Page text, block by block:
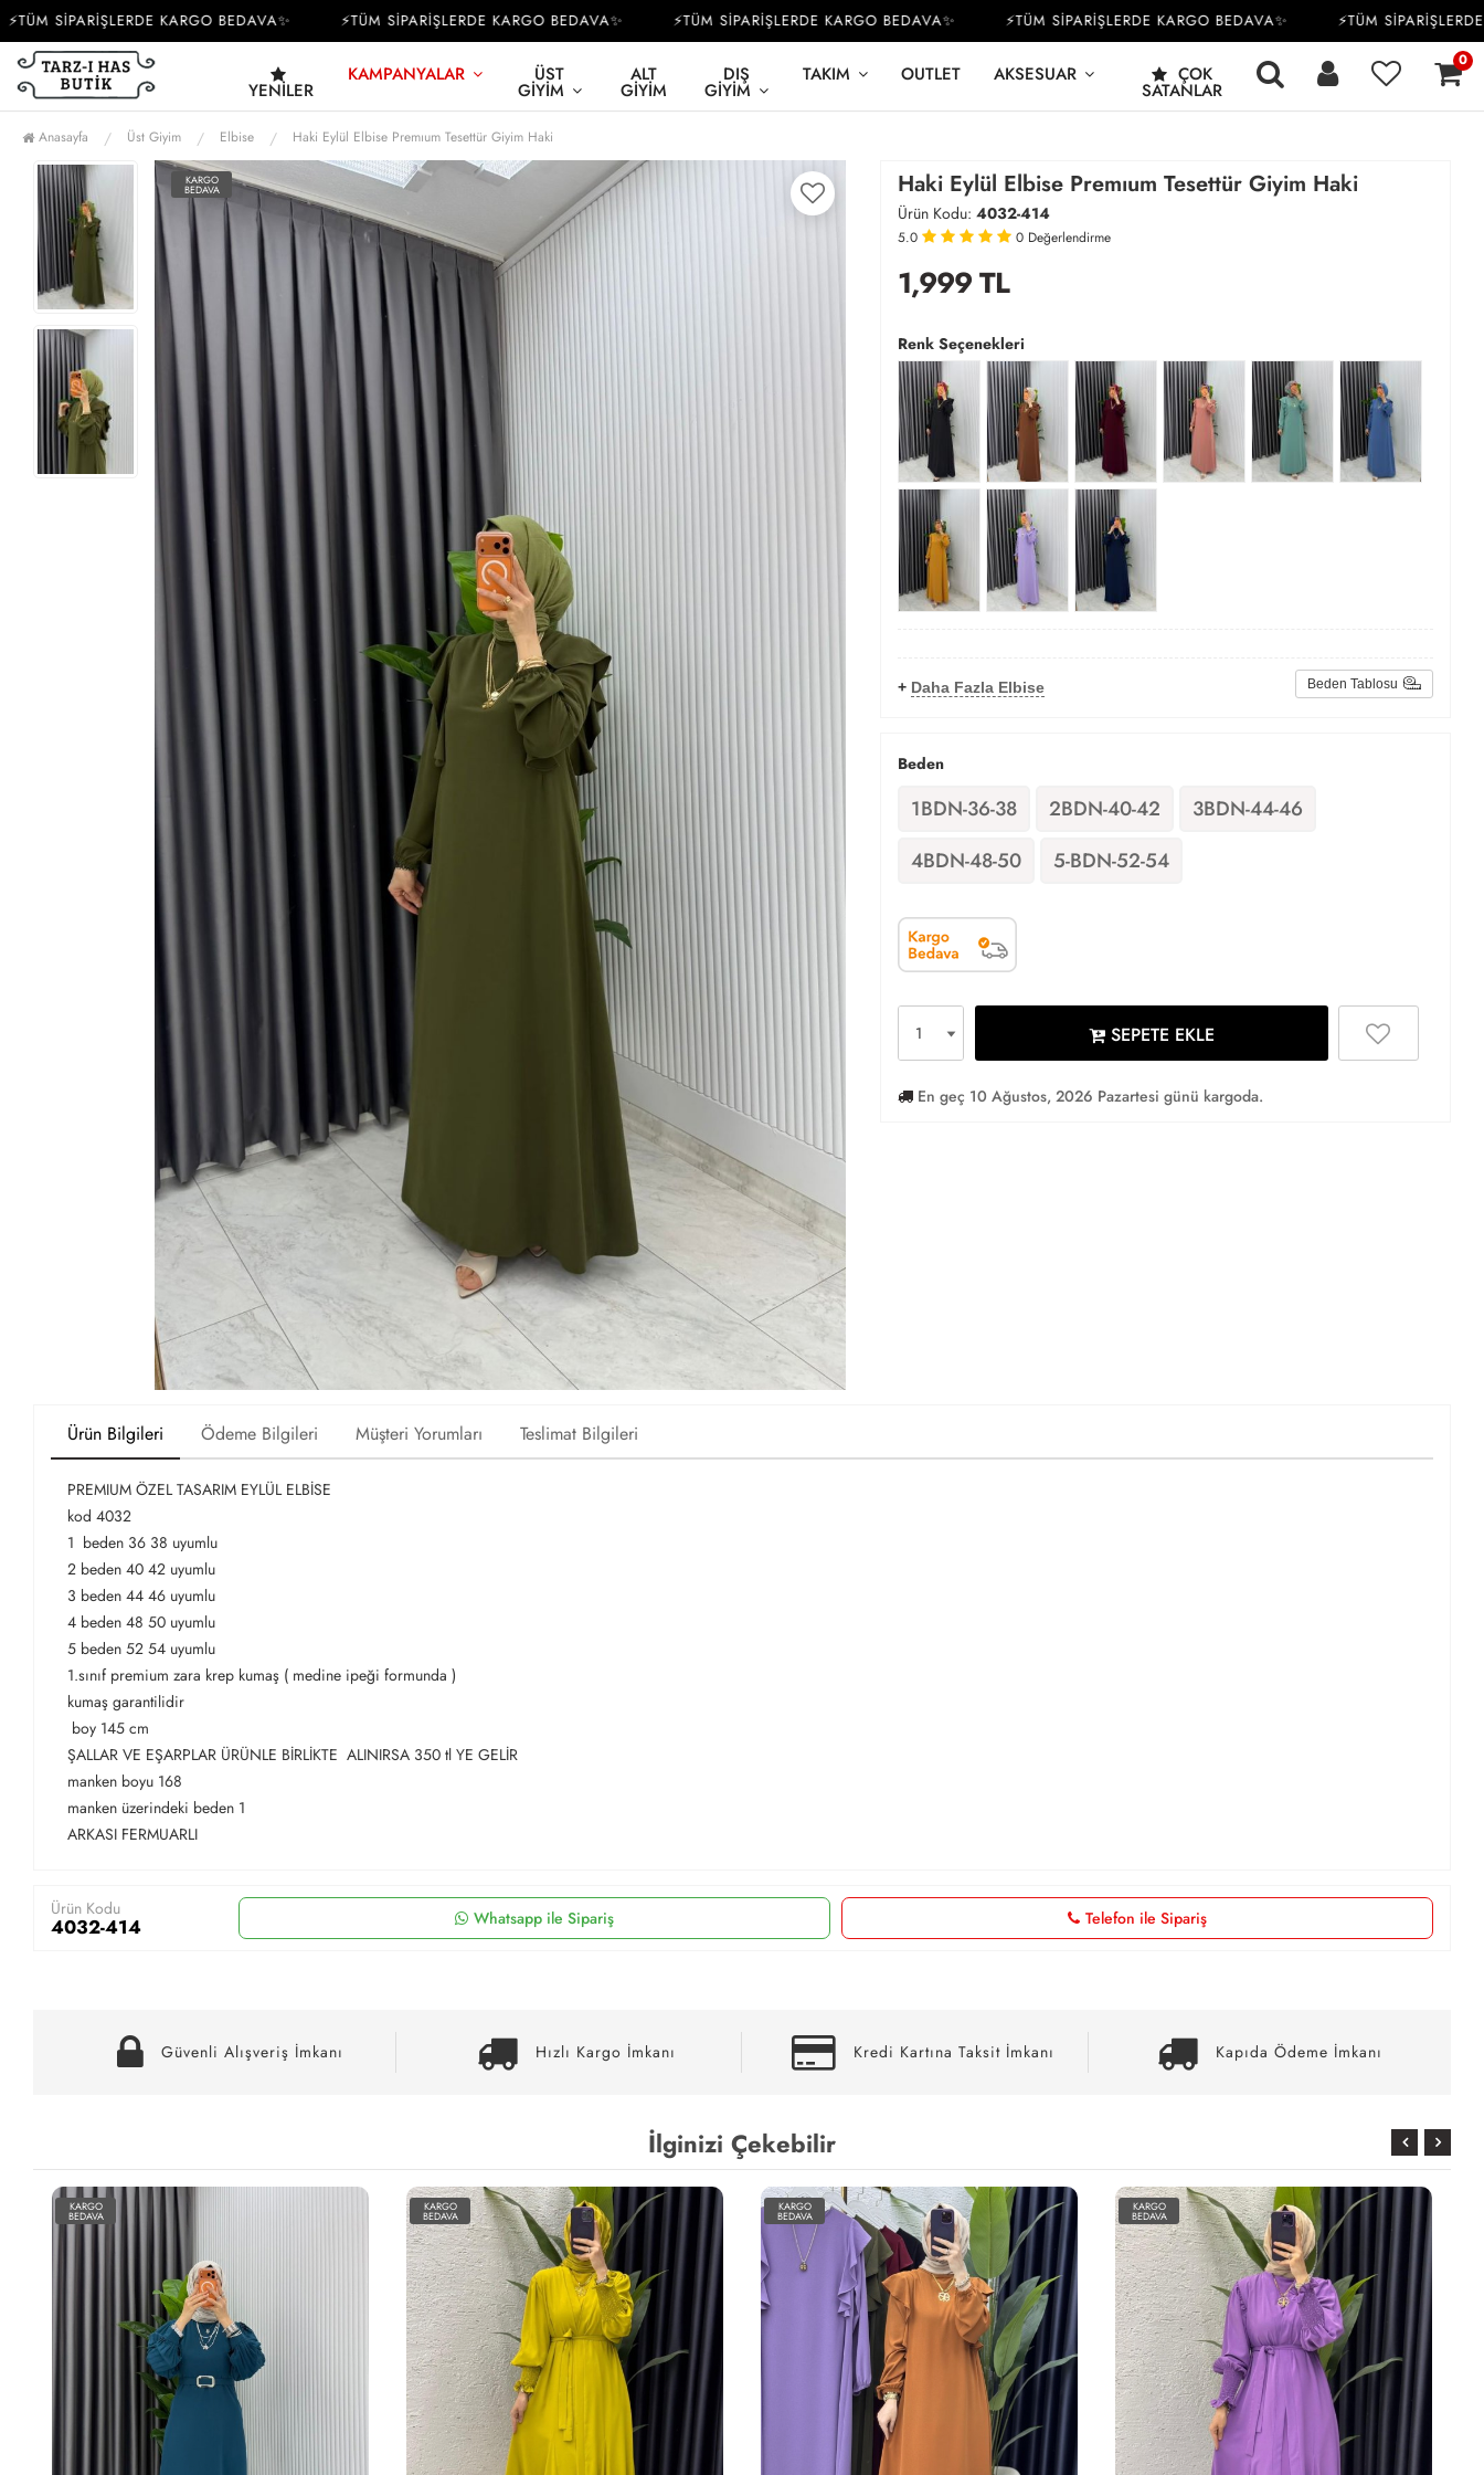
SİPARİŞLERDE KARGO BEDAVA✨ ⚡TÜM SİPARİŞLERDE KARGO BEDAVA✨ ⚡TÜM SİPARİŞLERDE KARGO BEDAVA✨ ⚡TÜM SİPARİŞLERDE KARGO BEDAVA✨ ⚡TÜM SİPARİŞLERDE
YENILER
KAMPANYALAR ÜST
GIYIM
ALT
GIYIM
DIŞ
GIYIM
TAKIM OUTLET AKSESUAR ÇOK
SATANLAR
0
Anasayfa Üst Giyim Elbise Haki Eylül Elbise Premıum Tesettür Giyim Haki
KARGO
BEDAVA Haki Eylül Elbise Premıum Tesettür Giyim Haki
Ürün Kodu: 4032-414
5.0 0 Değerlendirme
1,999TL
Renk Seçenekleri
+ Daha Fazla Elbise Beden Tablosu
Beden
1BDN-36-38 2BDN-40-42
3BDN-44-46
4BDN-48-50
5-BDN-52-54
SEPETE EKLE
En geç 10 Ağustos, 2026 Pazartesi günü kargoda.
Ürün Bilgileri Ödeme Bilgileri Müşteri Yorumları Teslimat Bilgileri
PREMIUM ÖZEL TASARIM EYLÜL ELBİSE
kod 4032
1 beden 36 38 uyumlu
2 beden 40 42 uyumlu
3 beden 44 46 uyumlu
4 beden 48 50 uyumlu
5 beden 52 54 uyumlu
1.sınıf premium zara krep kumaş ( medine ipeği formunda )
kumaş garantilidir
boy 145 cm
ŞALLAR VE EŞARPLAR ÜRÜNLE BİRLİKTE ALINIRSA 350 tl YE GELİR
manken boyu 168
manken üzerindeki beden 1
ARKASI FERMUARLI
Ürün Kodu
4032-414 Whatsapp ile Sipariş Telefon ile Sipariş
Güvenli Alışveriş İmkanı Hızlı Kargo İmkanı Kredi Kartına Taksit İmkanı Kapıda Ödeme İmkanı
İlginizi Çekebilir
KARGO
BEDAVA
KARGO
BEDAVA
KARGO
BEDAVA
KARGO
BEDAVA